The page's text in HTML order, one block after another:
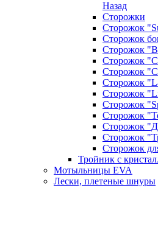
Назад
Сторожки
Сторожок
Сторожок
Сторожок
Сторожок
Сторожок
Сторожок
Сторожок
Сторожок
Сторожок
Сторожок
Сторожок
Сторожок
Тройник с
Мотыльницы EVA
Лески, плетеные шнуры